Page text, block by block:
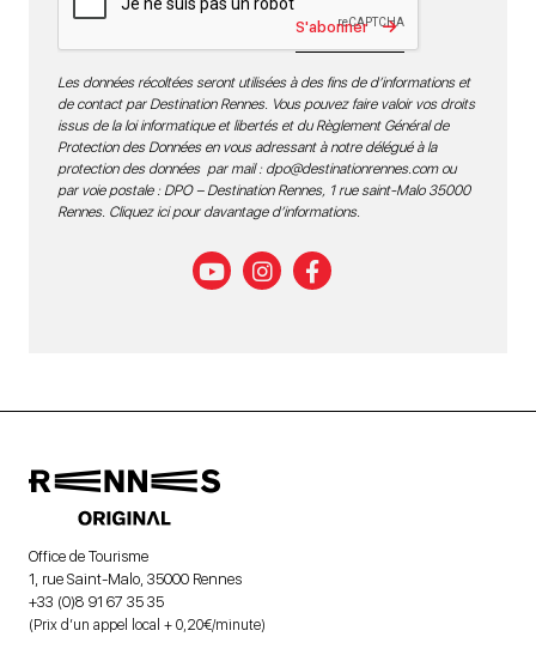
S'abonner
Les données récoltées seront utilisées à des fins de d’informations et
de contact par Destination Rennes. Vous pouvez faire valoir vos droits
issus de la loi informatique et libertés et du Règlement Général de
Protection des Données en vous adressant à notre délégué à la
protection des données par mail : dpo@destinationrennes.comou
par voie postale : DPO – Destination Rennes, 1 rue saint-Malo 35000
Rennes. Cliquez ici pour davantage d’informations.
Office de Tourisme
1, rue Saint-Malo, 35000 Rennes
+33 (0)8 91 67 35 35
(Prix d’un appel local + 0,20€/minute)